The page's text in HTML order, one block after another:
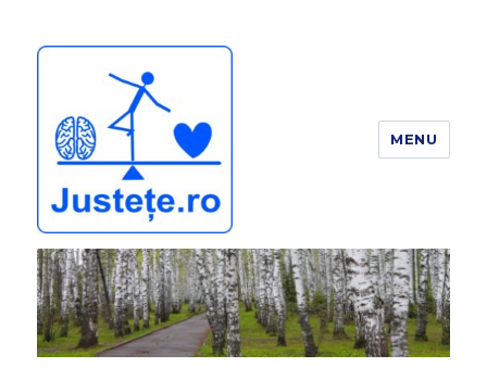
JUSTEȚE
MENU